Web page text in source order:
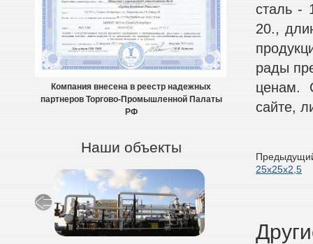
Компания внесена в реестр надежных
партнеров Торгово-Промышленной Палаты
РФ
Наши объекты
сталь -
20.,
рады
ценам.
сайте,
25х25х2,5